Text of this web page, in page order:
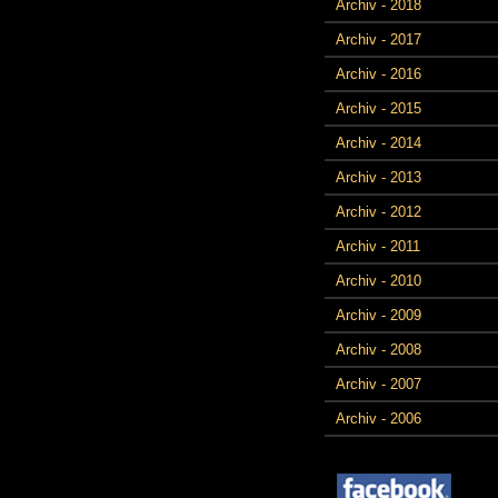
Archiv - 2018
Archiv - 2017
Archiv - 2016
Archiv - 2015
Archiv - 2014
Archiv - 2013
Archiv - 2012
Archiv - 2011
Archiv - 2010
Archiv - 2009
Archiv - 2008
Archiv - 2007
Archiv - 2006